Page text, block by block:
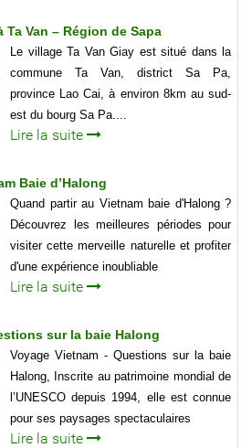
Ta Van – Région de Sapa
Le village Ta Van Giay est situé dans la
commune Ta Van, district Sa Pa,
province Lao Cai, à environ 8km au sud-
est du bourg Sa Pa....
Lire la suite
Baie d’Halong
Quand partir au Vietnam baie d'Halong ?
Découvrez les meilleures périodes pour
visiter cette merveille naturelle et profiter
d'une expérience inoubliable
Lire la suite
sur la baie Halong
Voyage Vietnam - Questions sur la baie
Halong, Inscrite au patrimoine mondial de
l’UNESCO depuis 1994, elle est connue
pour ses paysages spectaculaires
Lire la suite